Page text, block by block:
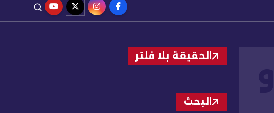
الحقيقة بلا فلتر
البحث